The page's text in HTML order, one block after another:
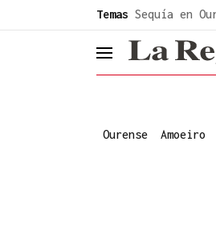
Temas Sequía en
header.menu.open
Ourense Amoeiro